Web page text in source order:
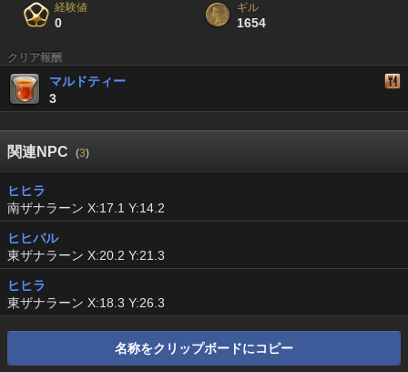
経験値
0
ギル
1654
クリア報酬
マルドティー
3
関連NPC (3)
ヒヒラ
南ザナラーン X:17.1 Y:14.2
ヒヒバル
東ザナラーン X:20.2 Y:21.3
ヒヒラ
東ザナラーン X:18.3 Y:26.3
名称をクリップボードにコピー